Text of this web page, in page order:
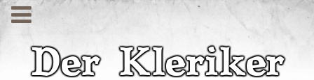
Der Kleriker